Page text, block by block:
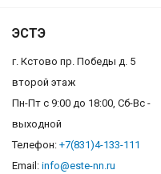
ЭСТЭ
г. Кстово пр. Победы д. 5
второй этаж
Пн-Пт с 9:00 до 18:00, Сб-Вс -
выходной
Телефон: +7(831)4-133-111
Email: info@este-nn.ru